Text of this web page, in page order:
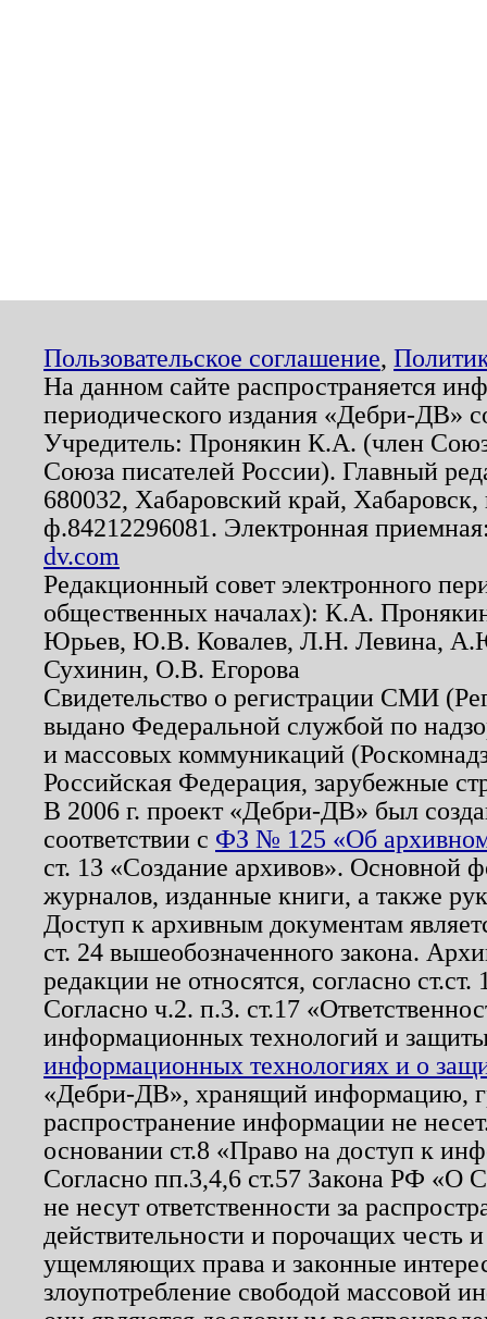
Пользовательское соглашение,
На данном сайте распространяется
периодического издания «Дебри-ДВ»
Учредитель: Пронякин К.А. (член
Союза писателей России). Главный
680032, Хабаровский край,
ф.84212296081. Электронная
dv.com
Редакционный совет электронного
общественных началах): К.А.
Юрьев, Ю.В. Ковалев, Л.Н. Левина,
Сухинин, О.В. Егорова
Свидетельство о регистрации СМИ
выдано Федеральной службой по
и массовых коммуникаций
Российская Федерация, зарубежные
В 2006 г. проект «Дебри-ДВ» был
соответствии с ФЗ № 125 «Об
ст. 13 «Создание архивов». Основной
журналов, изданные книги, а также
Доступ к архивным документам
ст. 24 вышеобозначенного закона.
редакции не относятся, согласно
Согласно ч.2. п.3. ст.17
информационных технологий и
информационных технологиях и о
«Дебри-ДВ», хранящий информацию,
распространение информации не
основании ст.8 «Право на доступ к
Согласно пп.3,4,6 ст.57 Закона РФ «О
не несут ответственности за
действительности и порочащих честь
ущемляющих права и законные
злоупотребление свободой массовой